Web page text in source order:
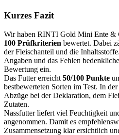
Kurzes Fazit
Wir haben RINTI Gold Mini Ente &
100 Prüfkriterien bewertet. Dabei
der Fleischanteil und die
Angaben und das Fehlen
Bewertung ein.
Das Futter erreicht 50/100 Punkte
bestbewerteten Sorten im Test. In
Abzüge bei der Deklaration, dem
Zutaten.
Nassfutter liefert viel Feuchtigkeit
angenommen. Damit es
Zusammensetzung klar ersichtlich